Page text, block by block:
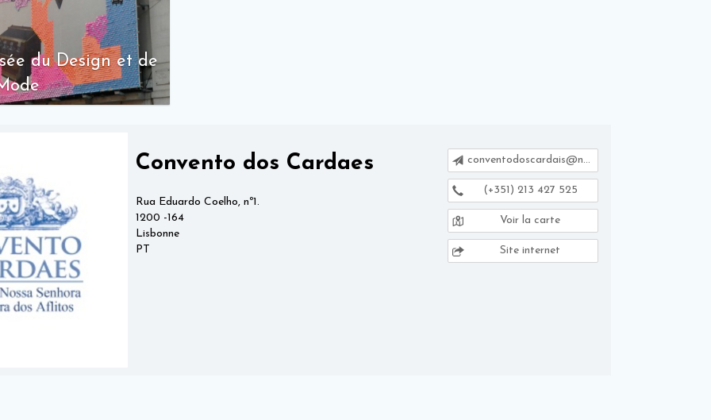
du Design et de
Convento dos Cardaes
Rua Eduardo Coelho, nº1.
1200 -164
Lisbonne
PT
conventodoscardais@net.vodafone.pt
(+351) 213 427 525
Voir la carte
Site internet